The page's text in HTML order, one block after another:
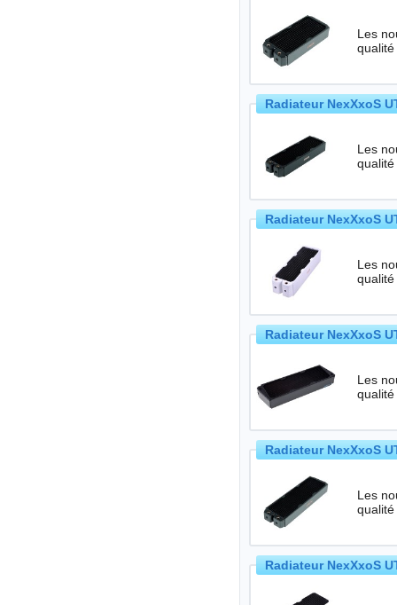
Les
Radiateur NexXxoS
Les
Radiateur NexXxoS
Les
Radiateur NexXxoS
Les
Radiateur NexXxoS
Les
Radiateur NexXxoS